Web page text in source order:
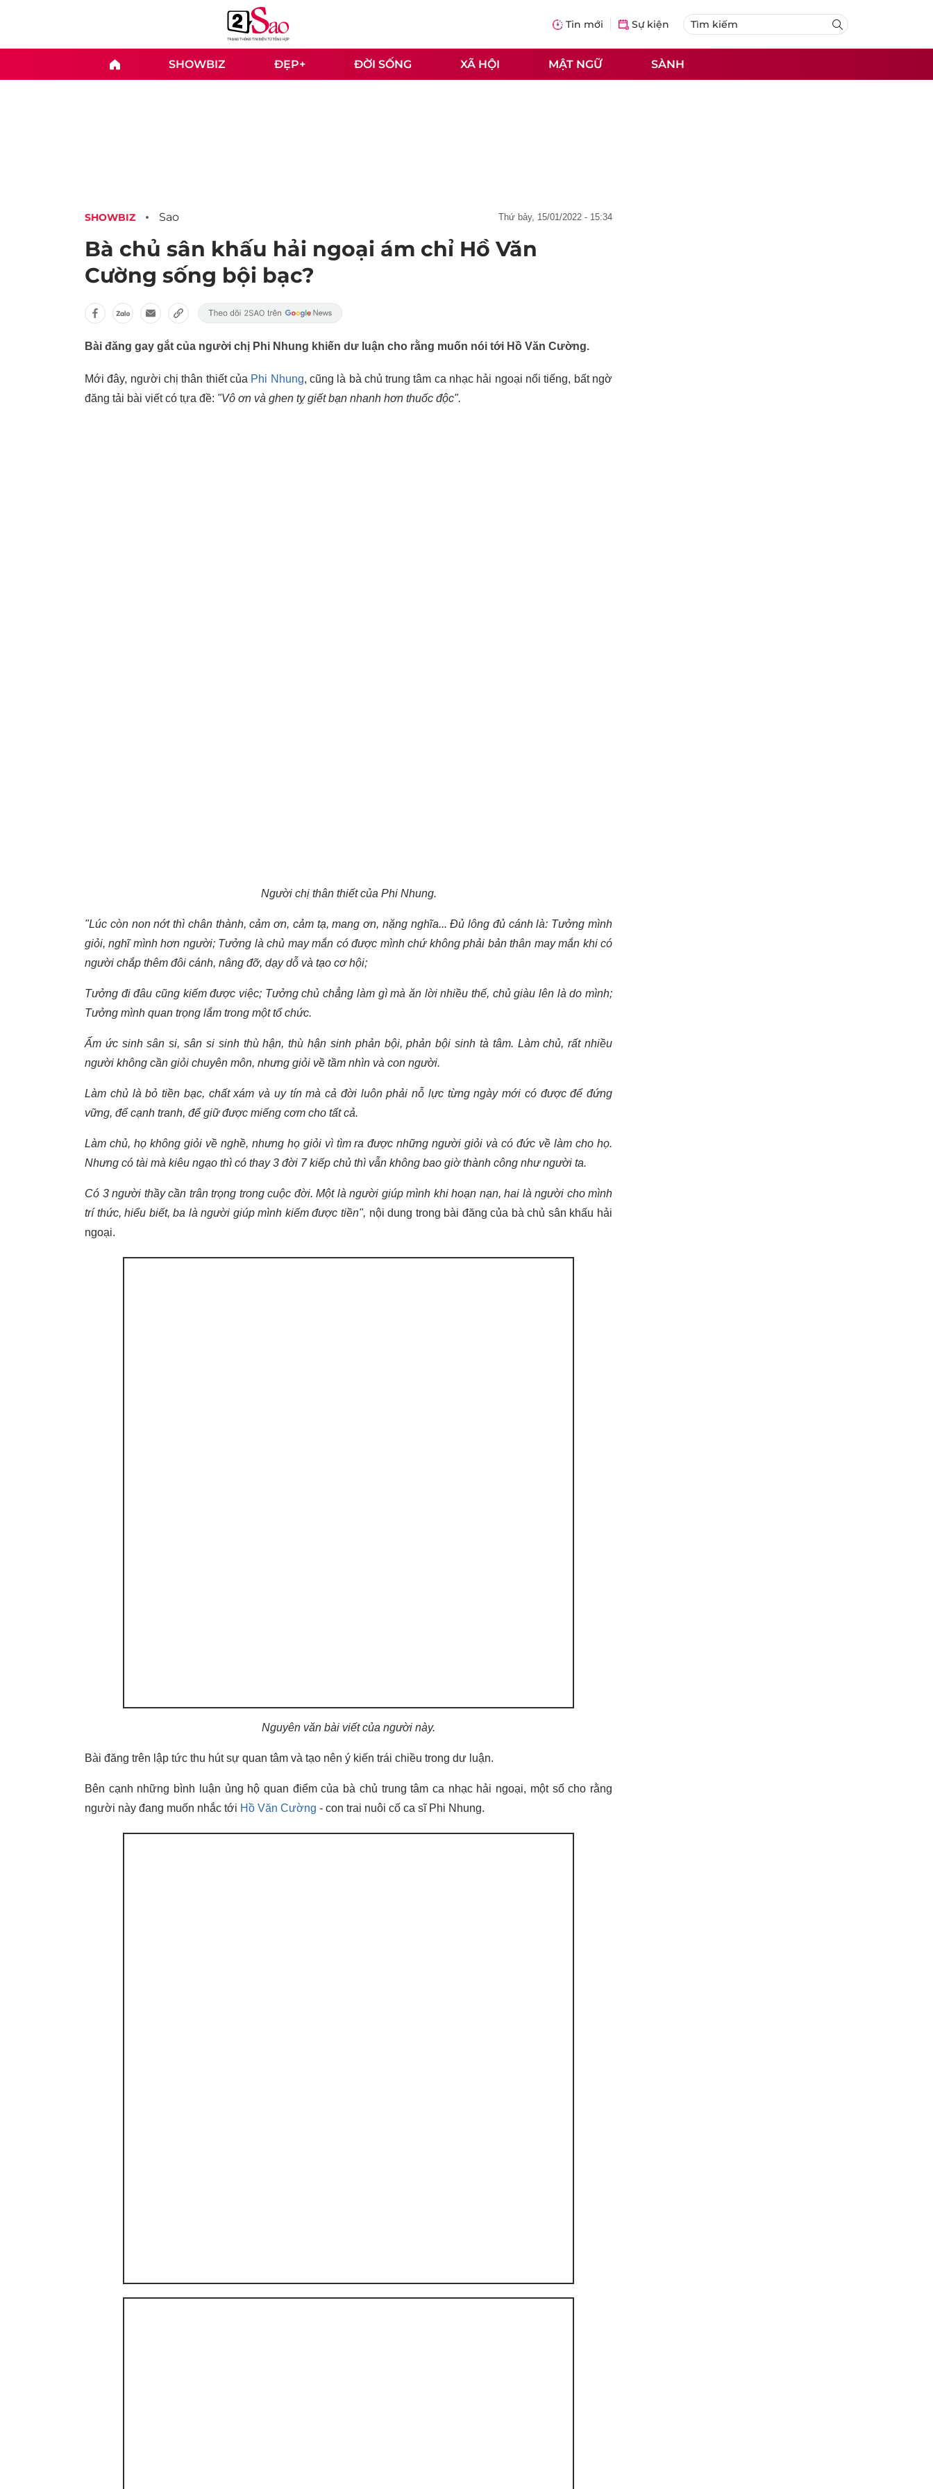
Tin mới Sự kiện
SHOWBIZ ĐẸP+ ĐỜI SỐNG XÃ HỘI MẬT NGỮ SÀNH
SHOWBIZ Sao thứ bảy, 15/01/2022 - 15:34
Bà chủ sân khấu hải ngoại ám chỉ Hồ Văn
Cường sống bội bạc?
Bài đăng gay gắt của người chị Phi Nhung khiến dư luận cho rằng muốn nói tới Hồ Văn Cường.
Mới đây, người chị thân thiết của Phi Nhung, cũng là bà chủ trung tâm ca nhạc hải ngoại nổi tiếng, bất ngờ
đăng tải bài viết có tựa đề: "Vô ơn và ghen tỵ giết bạn nhanh hơn thuốc độc".
Người chị thân thiết của Phi Nhung.
"Lúc còn non nớt thì chân thành, cảm ơn, cảm tạ, mang ơn, nặng nghĩa... Đủ lông đủ cánh là: Tưởng mình
giỏi, nghĩ mình hơn người; Tưởng là chủ may mắn có được mình chứ không phải bản thân may mắn khi có
người chắp thêm đôi cánh, nâng đỡ, dạy dỗ và tạo cơ hội;
Tưởng đi đâu cũng kiếm được việc; Tưởng chủ chẳng làm gì mà ăn lời nhiều thế, chủ giàu lên là do mình;
Tưởng mình quan trọng lắm trong một tổ chức.
Ấm ức sinh sân si, sân si sinh thù hận, thù hận sinh phản bội, phản bội sinh tà tâm. Làm chủ, rất nhiều
người không cần giỏi chuyên môn, nhưng giỏi về tầm nhìn và con người.
Làm chủ là bỏ tiền bạc, chất xám và uy tín mà cả đời luôn phải nỗ lực từng ngày mới có được để đứng
vững, để cạnh tranh, để giữ được miếng cơm cho tất cả.
Làm chủ, họ không giỏi về nghề, nhưng họ giỏi vì tìm ra được những người giỏi và có đức về làm cho họ.
Nhưng có tài mà kiêu ngạo thì có thay 3 đời 7 kiếp chủ thì vẫn không bao giờ thành công như người ta.
Có 3 người thầy cần trân trọng trong cuộc đời. Một là người giúp mình khi hoạn nạn, hai là người cho mình
trí thức, hiểu biết, ba là người giúp mình kiếm được tiền", nội dung trong bài đăng của bà chủ sân khấu hải
ngoại.
Nguyên văn bài viết của người này.
Bài đăng trên lập tức thu hút sự quan tâm và tạo nên ý kiến trái chiều trong dư luận.
Bên cạnh những bình luận ủng hộ quan điểm của bà chủ trung tâm ca nhạc hải ngoại, một số cho rằng
người này đang muốn nhắc tới Hồ Văn Cường - con trai nuôi cố ca sĩ Phi Nhung.